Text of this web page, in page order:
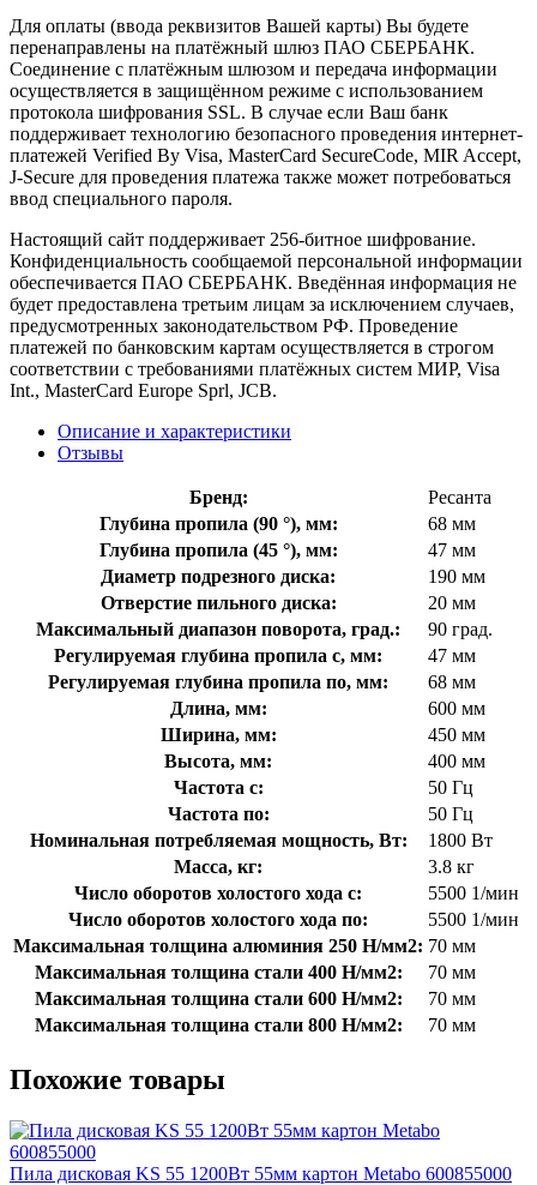
Для оплаты (ввода реквизитов Вашей карты) Вы будете
перенаправлены на платёжный шлюз ПАО СБЕРБАНК.
Соединение с платёжным шлюзом и передача информации
осуществляется в защищённом режиме с использованием
протокола шифрования SSL. В случае если Ваш банк
поддерживает технологию безопасного проведения интернет-
платежей Verified By Visa, MasterCard SecureCode, MIR Accept,
J-Secure для проведения платежа также может потребоваться
ввод специального пароля.
Настоящий сайт поддерживает 256-битное шифрование.
Конфиденциальность сообщаемой персональной информации
обеспечивается ПАО СБЕРБАНК. Введённая информация не
будет предоставлена третьим лицам за исключением случаев,
предусмотренных законодательством РФ. Проведение
платежей по банковским картам осуществляется в строгом
соответствии с требованиями платёжных систем МИР, Visa
Int., MasterCard Europe Sprl, JCB.
Описание и характеристики
Отзывы
Бренд:
Ресанта
Глубина пропила (90 °), мм:
68 мм
Глубина пропила (45 °), мм:
47 мм
Диаметр подрезного диска:
190 мм
Отверстие пильного диска:
20 мм
Максимальный диапазон поворота, град.:
90 град.
Регулируемая глубина пропила с, мм:
47 мм
Регулируемая глубина пропила по, мм:
68 мм
Длина, мм:
600 мм
Ширина, мм:
450 мм
Высота, мм:
400 мм
Частота с:
50 Гц
Частота по:
50 Гц
Номинальная потребляемая мощность, Вт:
1800 Вт
Масса, кг:
3.8 кг
Число оборотов холостого хода с:
5500 1/мин
Число оборотов холостого хода по:
5500 1/мин
Максимальная толщина алюминия 250 Н/мм2: 70 мм
Максимальная толщина стали 400 Н/мм2:
70 мм
Максимальная толщина стали 600 Н/мм2:
70 мм
Максимальная толщина стали 800 Н/мм2:
70 мм
Похожие товары
Пила дисковая KS 55 1200Вт 55мм картон Metabo 600855000